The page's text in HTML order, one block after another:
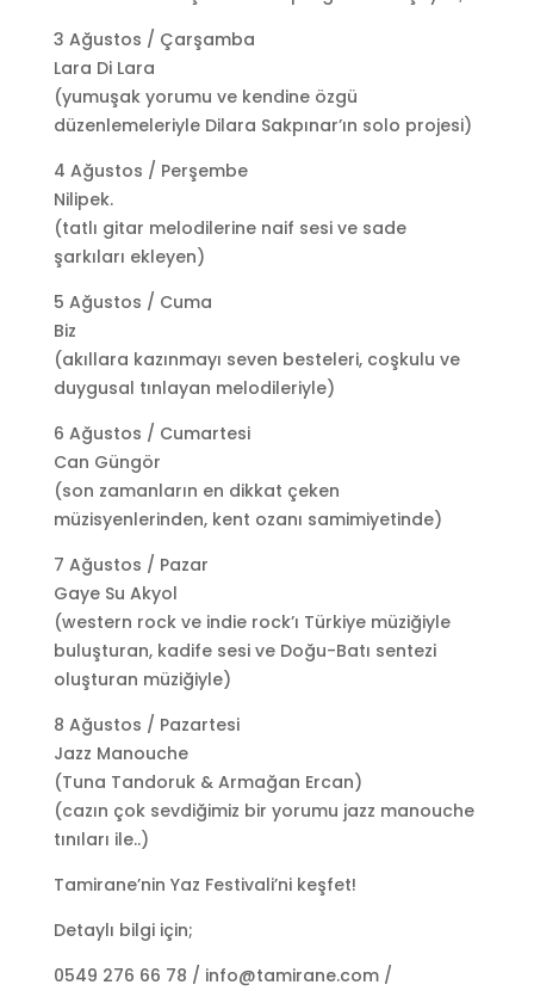
3 Ağustos / Çarşamba
Lara Di Lara
(yumuşak yorumu ve kendine özgü
düzenlemeleriyle Dilara Sakpınar’ın solo projesi)
4 Ağustos / Perşembe
Nilipek.
(tatlı gitar melodilerine naif sesi ve sade
şarkıları ekleyen)
5 Ağustos / Cuma
Biz
(akıllara kazınmayı seven besteleri, coşkulu ve
duygusal tınlayan melodileriyle)
6 Ağustos / Cumartesi
Can Güngör
(son zamanların en dikkat çeken
müzisyenlerinden, kent ozanı samimiyetinde)
7 Ağustos / Pazar
Gaye Su Akyol
(western rock ve indie rock’ı Türkiye müziğiyle
buluşturan, kadife sesi ve Doğu-Batı sentezi
oluşturan müziğiyle)
8 Ağustos / Pazartesi
Jazz Manouche
(Tuna Tandoruk & Armağan Ercan)
(cazın çok sevdiğimiz bir yorumu jazz manouche
tınıları ile..)
Tamirane’nin Yaz Festivali’ni keşfet!
Detaylı bilgi için;
0549 276 66 78 / info@tamirane.com /